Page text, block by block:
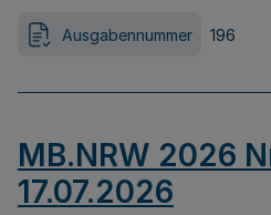
Ausgabennummer 196
MB.NRW 2026
17.07.2026